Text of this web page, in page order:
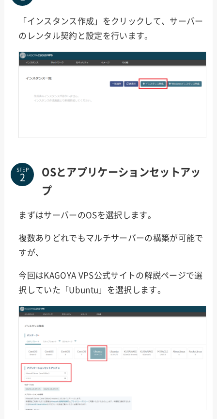
「インスタンス作成」をクリックして、サーバー
のレンタル契約と設定を行います。
STEP
OSとアプリケーションセットアッ
プ
まずはサーバーのOSを選択します。
複数ありどれでもマルチサーバーの構築が可能で
すが、
今回はKAGOYA VPS公式サイトの解説ページで選
択していた「Ubuntu」を選択します。